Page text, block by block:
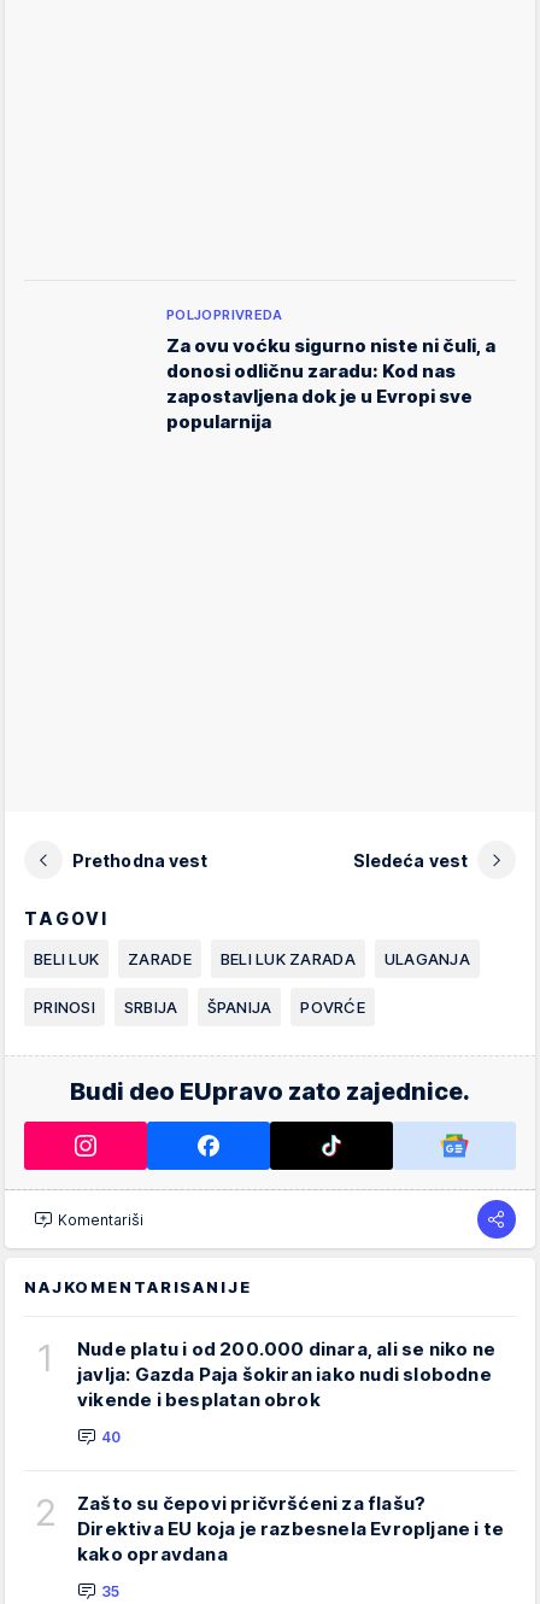
POLJOPRIVREDA
Za ovu voćku sigurno niste ni čuli, a
donosi odličnu zaradu: Kod nas
zapostavljena dok je u Evropi sve
popularnija
Prethodna vest Sledeća vest
TAGOVI
BELI LUK ZARADE BELI LUK ZARADA ULAGANJA
PRINOSI SRBIJA ŠPANIJA POVRĆE
Budi deo EUpravo zato zajednice.
Komentariši
NAJKOMENTARISANIJE
1
Nude platu i od 200.000 dinara, ali se niko ne
javlja: Gazda Paja šokiran iako nudi slobodne
vikende i besplatan obrok
40
2
Zašto su čepovi pričvršćeni za flašu?
Direktiva EU koja je razbesnela Evropljane i te
kako opravdana
35